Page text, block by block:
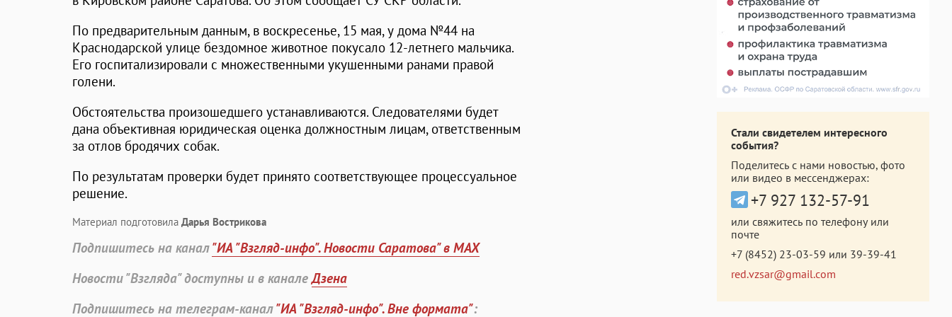
По предварительным данным, в воскресенье, 15 мая, у дома №44 на
Краснодарской улице бездомное животное покусало 12-летнего мальчика.
Его госпитализировали с множественными укушенными ранами правой
голени.
Обстоятельства произошедшего устанавливаются. Следователями будет
дана объективная юридическая оценка должностным лицам, ответственным
за отлов бродячих собак.
По результатам проверки будет принято соответствующее процессуальное
решение.
Материал подготовила Дарья Вострикова
Подпишитесь на канал"ИА "Взгляд-инфо". Новости Саратова" в MAX
Новости "Взгляда" доступны и в каналеДзена
Подпишитесь на телеграм-канал"ИА "Взгляд-инфо". Вне формата":
Стали свидетелем интересного
события?
Поделитесь с нами новостью, фото
или видео в мессенджерах:
+7 927 132-57-91
или свяжитесь по телефону или
почте
+7 (8452) 23-03-59 или 39-39-41
red.vzsar@gmail.com